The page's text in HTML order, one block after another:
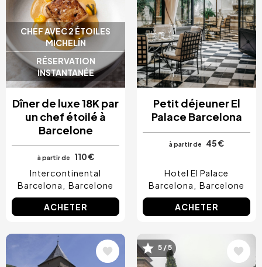
CHEF AVEC 2 ÉTOILES
MICHELÍN
RÉSERVATION
INSTANTANÉE
Dîner de luxe 18K par
un chef étoilé à
Barcelone
à partir de
110 €
Intercontinental
Barcelona
Barcelone
ACHETER
Petit déjeuner El
Palace Barcelona
à partir de 45 €
Hotel El Palace
Barcelona
Barcelone
ACHETER
Image Image
5 / 5